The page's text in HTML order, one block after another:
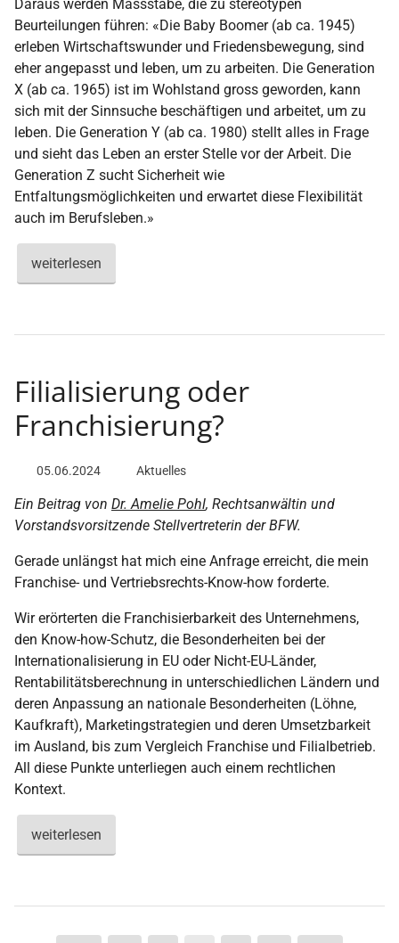
Daraus werden Massstäbe, die zu stereotypen
Beurteilungen führen: «Die Baby Boomer (ab ca. 1945)
erleben Wirtschaftswunder und Friedensbewegung, sind
eher angepasst und leben, um zu arbeiten. Die Generation
X (ab ca. 1965) ist im Wohlstand gross geworden, kann
sich mit der Sinnsuche beschäftigen und arbeitet, um zu
leben. Die Generation Y (ab ca. 1980) stellt alles in Frage
und sieht das Leben an erster Stelle vor der Arbeit. Die
Generation Z sucht Sicherheit wie
Entfaltungsmöglichkeiten und erwartet diese Flexibilität
auch im Berufsleben.»
weiterlesen
Filialisierung oder
Franchisierung?
05.06.2024 Aktuelles
Ein Beitrag von Dr. Amelie Pohl, Rechtsanwältin und
Vorstandsvorsitzende Stellvertreterin der BFW.
Gerade unlängst hat mich eine Anfrage erreicht, die mein
Franchise- und Vertriebsrechts-Know-how forderte.
Wir erörterten die Franchisierbarkeit des Unternehmens,
den Know-how-Schutz, die Besonderheiten bei der
Internationalisierung in EU oder Nicht-EU-Länder,
Rentabilitätsberechnung in unterschiedlichen Ländern und
deren Anpassung an nationale Besonderheiten (Löhne,
Kaufkraft), Marketingstrategien und deren Umsetzbarkeit
im Ausland, bis zum Vergleich Franchise und Filialbetrieb.
All diese Punkte unterliegen auch einem rechtlichen
Kontext.
weiterlesen